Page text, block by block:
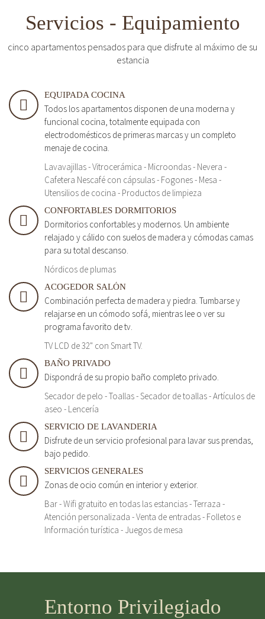
Servicios - Equipamiento
cinco apartamentos pensados para que disfrute al máximo de su
estancia
EQUIPADA COCINA
Todos los apartamentos disponen de una moderna y
funcional cocina, totalmente equipada con
electrodomésticos de primeras marcas y un completo
menaje de cocina.
Lavavajillas - Vitrocerámica - Microondas - Nevera -
Cafetera Nescafé con cápsulas - Fogones - Mesa -
Utensilios de cocina - Productos de limpieza
CONFORTABLES DORMITORIOS
Dormitorios confortables y modernos. Un ambiente
relajado y cálido con suelos de madera y cómodas camas
para su total descanso.
Nórdicos de plumas
ACOGEDOR SALÓN
Combinación perfecta de madera y piedra. Tumbarse y
relajarse en un cómodo sofá, mientras lee o ver su
programa favorito de tv.
TV LCD de 32" con Smart TV.
BAÑO PRIVADO
Dispondrá de su propio baño completo privado.
Secador de pelo - Toallas - Secador de toallas - Artículos de
aseo - Lencería
SERVICIO DE LAVANDERIA
Disfrute de un servicio profesional para lavar sus prendas,
bajo pedido.
SERVICIOS GENERALES
Zonas de ocio común en interior y exterior.
Bar - Wifi gratuito en todas las estancias - Terraza -
Atención personalizada - Venta de entradas - Folletos e
Información turística - Juegos de mesa
Entorno Privilegiado